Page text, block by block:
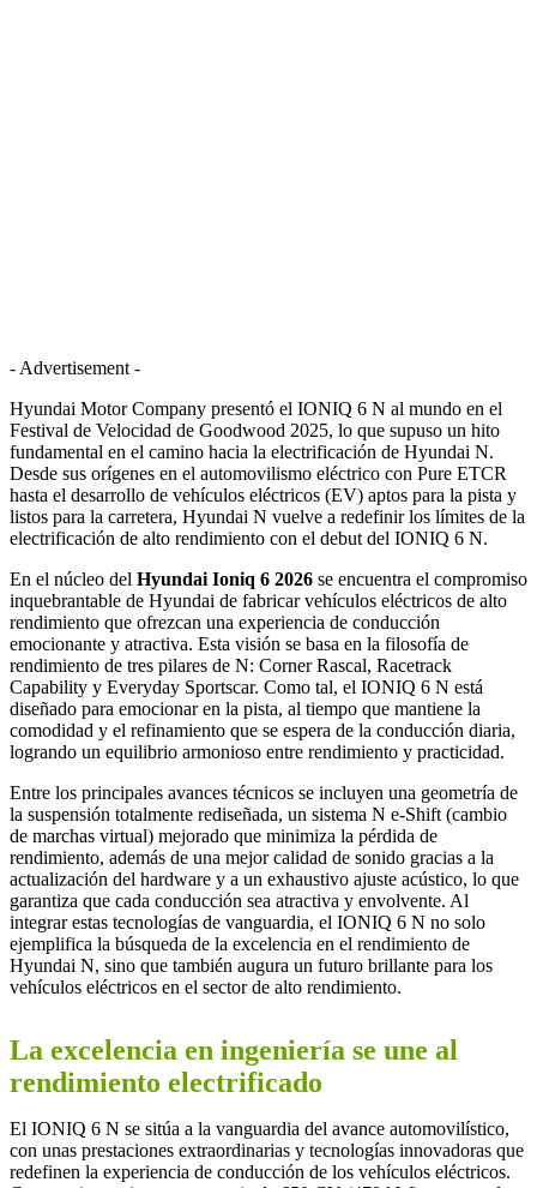
- Advertisement -
Hyundai Motor Company presentó el IONIQ 6 N al mundo en el
Festival de Velocidad de Goodwood 2025, lo que supuso un hito
fundamental en el camino hacia la electrificación de Hyundai N.
Desde sus orígenes en el automovilismo eléctrico con Pure ETCR
hasta el desarrollo de vehículos eléctricos (EV) aptos para la pista y
listos para la carretera, Hyundai N vuelve a redefinir los límites de la
electrificación de alto rendimiento con el debut del IONIQ 6 N.
En el núcleo del Hyundai Ioniq 6 2026 se encuentra el compromiso
inquebrantable de Hyundai de fabricar vehículos eléctricos de alto
rendimiento que ofrezcan una experiencia de conducción
emocionante y atractiva. Esta visión se basa en la filosofía de
rendimiento de tres pilares de N: Corner Rascal, Racetrack
Capability y Everyday Sportscar. Como tal, el IONIQ 6 N está
diseñado para emocionar en la pista, al tiempo que mantiene la
comodidad y el refinamiento que se espera de la conducción diaria,
logrando un equilibrio armonioso entre rendimiento y practicidad.
Entre los principales avances técnicos se incluyen una geometría de
la suspensión totalmente rediseñada, un sistema N e-Shift (cambio
de marchas virtual) mejorado que minimiza la pérdida de
rendimiento, además de una mejor calidad de sonido gracias a la
actualización del hardware y a un exhaustivo ajuste acústico, lo que
garantiza que cada conducción sea atractiva y envolvente. Al
integrar estas tecnologías de vanguardia, el IONIQ 6 N no solo
ejemplifica la búsqueda de la excelencia en el rendimiento de
Hyundai N, sino que también augura un futuro brillante para los
vehículos eléctricos en el sector de alto rendimiento.
La excelencia en ingeniería se une al
rendimiento electrificado
El IONIQ 6 N se sitúa a la vanguardia del avance automovilístico,
con unas prestaciones extraordinarias y tecnologías innovadoras que
redefinen la experiencia de conducción de los vehículos eléctricos.